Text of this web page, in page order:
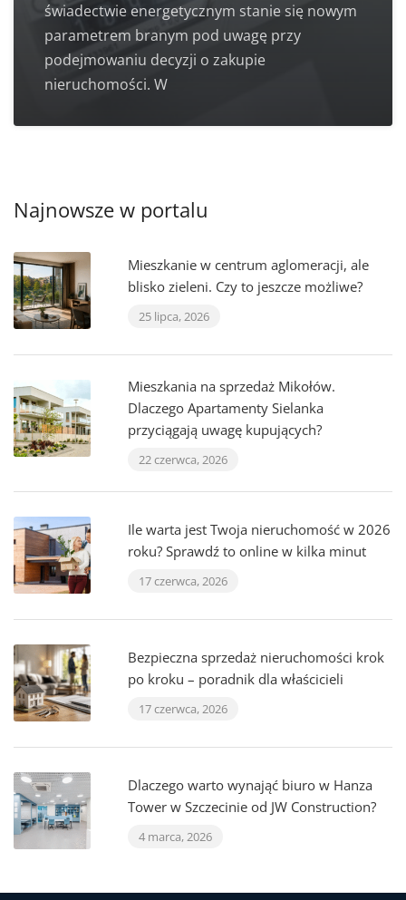
świadectwie energetycznym stanie się nowym
parametrem branym pod uwagę przy
podejmowaniu decyzji o zakupie
nieruchomości. W
Najnowsze w portalu
Mieszkanie w centrum aglomeracji, ale
blisko zieleni. Czy to jeszcze możliwe?
25 lipca, 2026
Mieszkania na sprzedaż Mikołów.
Dlaczego Apartamenty Sielanka
przyciągają uwagę kupujących?
22 czerwca, 2026
Ile warta jest Twoja nieruchomość w 2026
roku? Sprawdź to online w kilka minut
17 czerwca, 2026
Bezpieczna sprzedaż nieruchomości krok
po kroku – poradnik dla właścicieli
17 czerwca, 2026
Dlaczego warto wynająć biuro w Hanza
Tower w Szczecinie od JW Construction?
4 marca, 2026